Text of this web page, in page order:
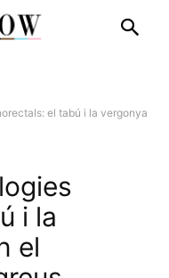
el tabú i la vergonya
i la
el